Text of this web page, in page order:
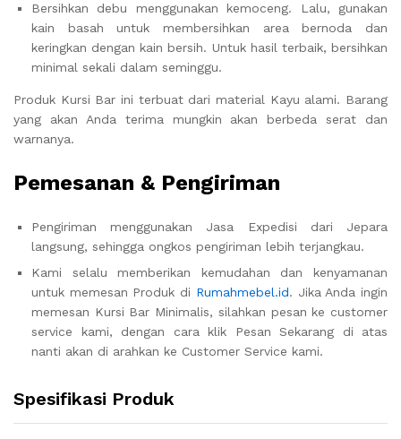
Bersihkan debu menggunakan kemoceng. Lalu, gunakan
kain basah untuk membersihkan area bernoda dan
keringkan dengan kain bersih. Untuk hasil terbaik, bersihkan
minimal sekali dalam seminggu.
Produk Kursi Bar ini terbuat dari material Kayu alami. Barang
yang akan Anda terima mungkin akan berbeda serat dan
warnanya.
Pemesanan & Pengiriman
Pengiriman menggunakan Jasa Expedisi dari Jepara
langsung, sehingga ongkos pengiriman lebih terjangkau.
Kami selalu memberikan kemudahan dan kenyamanan
untuk memesan Produk di Rumahmebel.id. Jika Anda ingin
memesan Kursi Bar Minimalis, silahkan pesan ke customer
service kami, dengan cara klik Pesan Sekarang di atas
nanti akan di arahkan ke Customer Service kami.
Spesifikasi Produk